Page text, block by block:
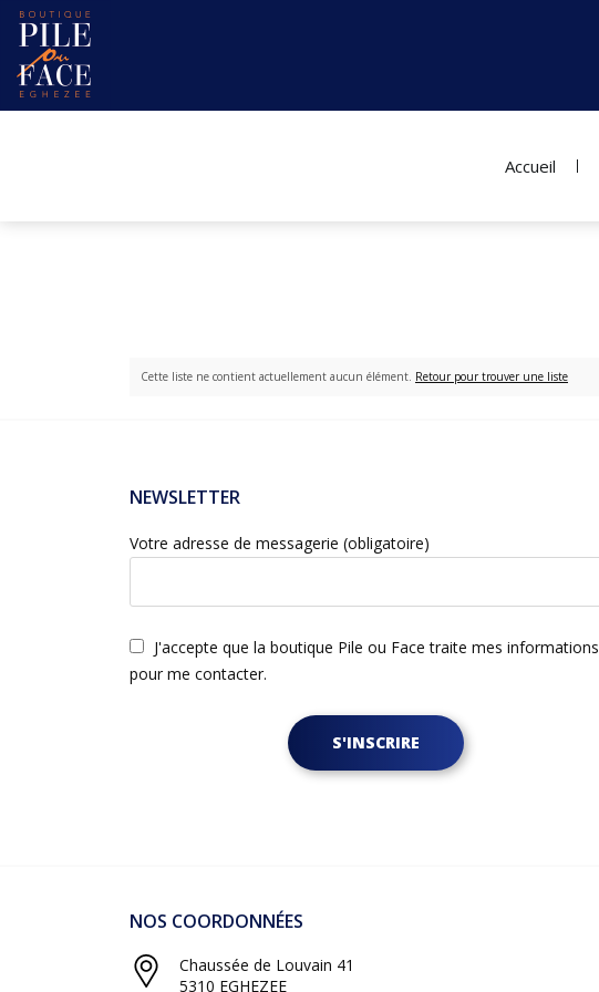
Accueil
Cette liste ne contient actuellement aucun élément. Retour pour trouver une liste
NEWSLETTER
Votre adresse de messagerie (obligatoire)
J'accepte que la boutique Pile ou Face traite mes informations
pour me contacter.
S'INSCRIRE
NOS COORDONNÉES
Chaussée de Louvain 41
5310 EGHEZEE